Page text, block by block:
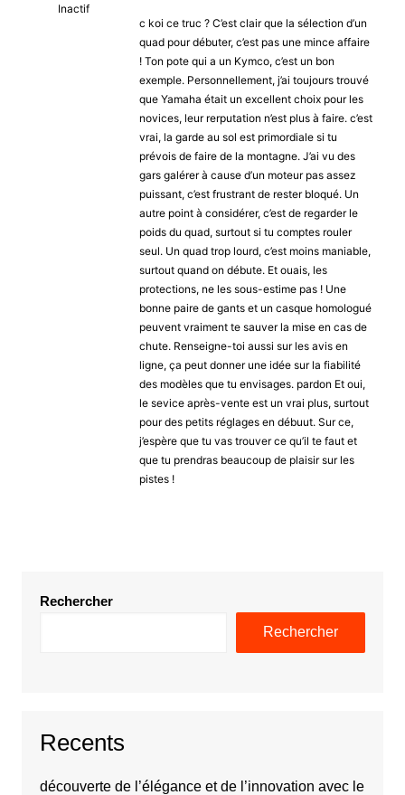
Inactif
c koi ce truc ? C’est clair que la sélection d’un
quad pour débuter, c’est pas une mince affaire
! Ton pote qui a un Kymco, c’est un bon
exemple. Personnellement, j’ai toujours trouvé
que Yamaha était un excellent choix pour les
novices, leur rerputation n’est plus à faire. c’est
vrai, la garde au sol est primordiale si tu
prévois de faire de la montagne. J’ai vu des
gars galérer à cause d’un moteur pas assez
puissant, c’est frustrant de rester bloqué. Un
autre point à considérer, c’est de regarder le
poids du quad, surtout si tu comptes rouler
seul. Un quad trop lourd, c’est moins maniable,
surtout quand on débute. Et ouais, les
protections, ne les sous-estime pas ! Une
bonne paire de gants et un casque homologué
peuvent vraiment te sauver la mise en cas de
chute. Renseigne-toi aussi sur les avis en
ligne, ça peut donner une idée sur la fiabilité
des modèles que tu envisages. pardon Et oui,
le sevice après-vente est un vrai plus, surtout
pour des petits réglages en débuut. Sur ce,
j’espère que tu vas trouver ce qu’il te faut et
que tu prendras beaucoup de plaisir sur les
pistes !
Rechercher
Rechercher
Recents
découverte de l’élégance et de l’innovation avec le